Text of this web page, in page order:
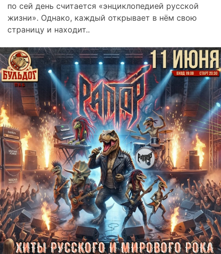
по сей день считается «энциклопедией русской
жизни». Однако, каждый открывает в нём свою
страницу и находит..